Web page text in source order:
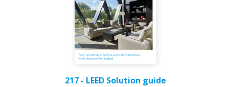
217 - LEED Solution guide